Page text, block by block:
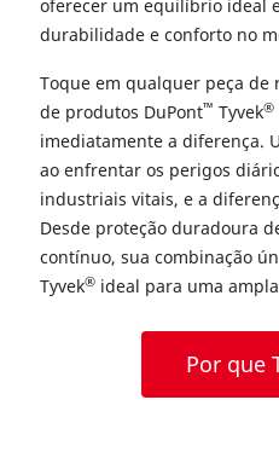
oferecer um equilíbrio ideal
durabilidade e conforto no
Toque em qualquer peça
de produtos DuPont™ Tyvek®
imediatamente a diferença.
ao enfrentar os perigos
industriais vitais, e a
Desde proteção duradoura
contínuo, sua combinação
Tyvek® ideal para uma
Por que